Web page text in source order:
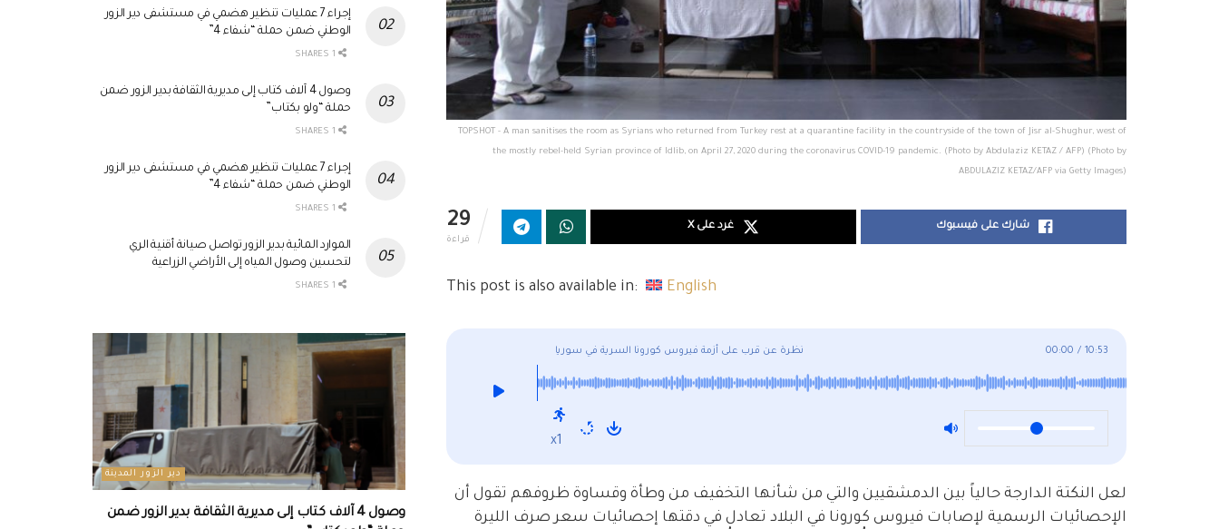
TOPSHOT - A man sanitises the room as Syrians who returned from Turkey rest at a quarantine facility in the countryside of the town of Jisr al-Shughur, west of
the mostly rebel-held Syrian province of Idlib, on April 27, 2020 during the coronavirus COVID-19 pandemic. (Photo by Abdulaziz KETAZ / AFP) (Photo by
ABDULAZIZ KETAZ/AFP via Getty Images)
29
قراءة
شارك على فيسبوك غرد على X
This post is also available in: English
نظرة عن قرب على أزمة فيروس كورونا السرية في سوريا 00:00 / 10:53
x1
لعل النكتة الدارجة حالياً بين الدمشقيين والتي من شأنها التخفيف من وطأة وقساوة ظروفهم تقول أن
الإحصائيات الرسمية لإصابات فيروس كورونا في البلاد تعادل في دقتها إحصائيات سعر صرف الليرة
إجراء 7 عمليات تنظير هضمي في مستشفى دير الزور
الوطني ضمن حملة “شفاء 4”
وصول 4 آلاف كتاب إلى مديرية الثقافة بدير الزور ضمن
حملة “ولو بكتاب”
إجراء 7 عمليات تنظير هضمي في مستشفى دير الزور
الوطني ضمن حملة “شفاء 4”
الموارد المائية بدير الزور تواصل صيانة أقنية الري
لتحسين وصول المياه إلى الأراضي الزراعية
دير الزور المدينة
وصول 4 آلاف كتاب إلى مديرية الثقافة بدير الزور ضمن